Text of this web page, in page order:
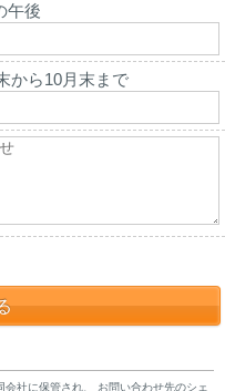
午後
から10月末まで
社に保管され、 お問い合わせ先のシェ